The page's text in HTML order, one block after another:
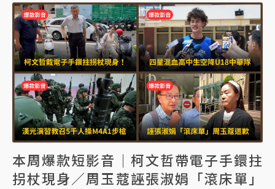
本周爆款短影音｜柯文哲帶電子手鐶拄
拐杖現身／周玉蔻誣張淑娟「滾床單」